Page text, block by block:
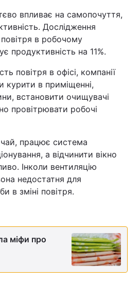
впливає на самопочуття,
Дослідження
в робочому
продуктивність на 11%.
повітря в офісі, компанії
курити в приміщенні,
встановити очищувачі
провітрювати робочі
працює система
а відчинити вікно
Інколи вентиляцію
недостатня для
в зміні повітря.
міфи про